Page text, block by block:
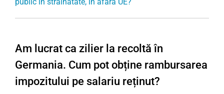
Am lucrat ca zilier la recoltă în
Germania. Cum pot obține rambursarea
impozitului pe salariu reținut?